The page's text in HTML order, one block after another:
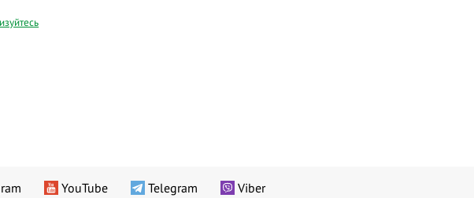
YouTube Telegram Viber